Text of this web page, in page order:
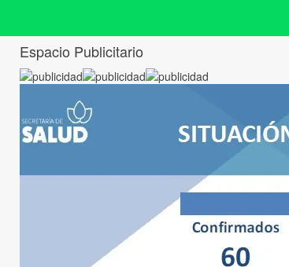
Espacio Publicitario